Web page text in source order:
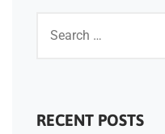
RECENT POSTS